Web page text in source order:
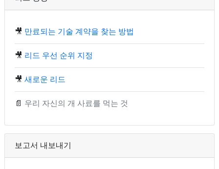
🎥 만료되는 기술 계약을 찾는 방법
🎥 리드 우선 순위 지정
🎥 새로운 리드
📄 우리 자신의 개 사료를 먹는 것
보고서 내보내기